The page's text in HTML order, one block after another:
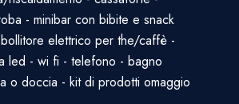
- minibar con bibite e snack
elettrico per the/caffè -
led - wi fi - telefono - bagno
o doccia - kit di prodotti omaggio